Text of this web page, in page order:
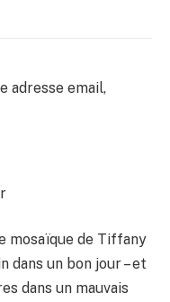
adresse email,
mosaïque de Tiffany
dans un bon jour – et
dans un mauvais